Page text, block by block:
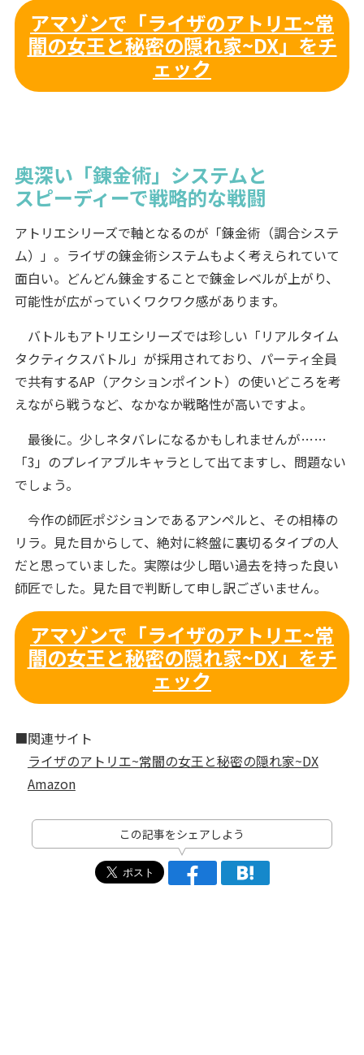
アマゾンで「ライザのアトリエ~常
闇の女王と秘密の隠れ家~DX」をチ
ェック
奥深い「錬金術」システムと
スピーディーで戦略的な戦闘
アトリエシリーズで軸となるのが「錬金術（調合システ
ム）」。ライザの錬金術システムもよく考えられていて
面白い。どんどん錬金することで錬金レベルが上がり、
可能性が広がっていくワクワク感があります。
バトルもアトリエシリーズでは珍しい「リアルタイム
タクティクスバトル」が採用されており、パーティ全員
で共有するAP（アクションポイント）の使いどころを考
えながら戦うなど、なかなか戦略性が高いですよ。
最後に。少しネタバレになるかもしれませんが……
「3」のプレイアブルキャラとして出てますし、問題ない
でしょう。
今作の師匠ポジションであるアンペルと、その相棒の
リラ。見た目からして、絶対に終盤に裏切るタイプの人
だと思っていました。実際は少し暗い過去を持った良い
師匠でした。見た目で判断して申し訳ございません。
アマゾンで「ライザのアトリエ~常
闇の女王と秘密の隠れ家~DX」をチ
ェック
■関連サイト
ライザのアトリエ~常闇の女王と秘密の隠れ家~DX
Amazon
この記事をシェアしよう